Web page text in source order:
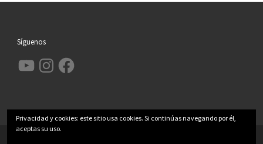
Síguenos
YouTube InstagramFacebook
Privacidad y cookies: este sitio usa cookies. Si continúas navegando por él,
aceptas su uso.